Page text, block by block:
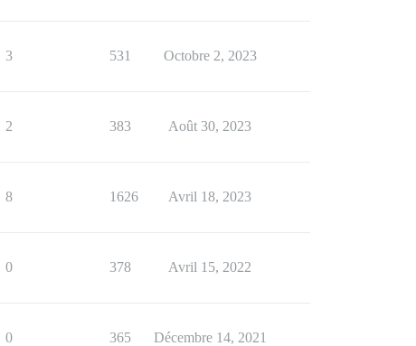
3 531 Octobre 2, 2023
2 383 Août 30, 2023
8 1626 Avril 18, 2023
0 378 Avril 15, 2022
0 365 Décembre 14, 2021